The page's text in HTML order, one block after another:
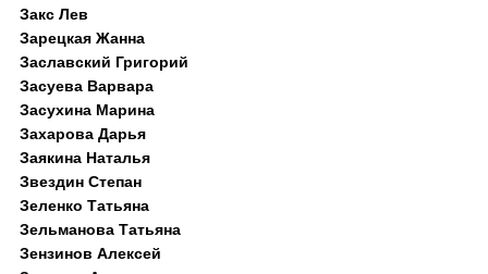
Закс Лев
Зарецкая Жанна
Заславский Григорий
Засуева Варвара
Засухина Марина
Захарова Дарья
Заякина Наталья
Звездин Степан
Зеленко Татьяна
Зельманова Татьяна
Зензинов Алексей